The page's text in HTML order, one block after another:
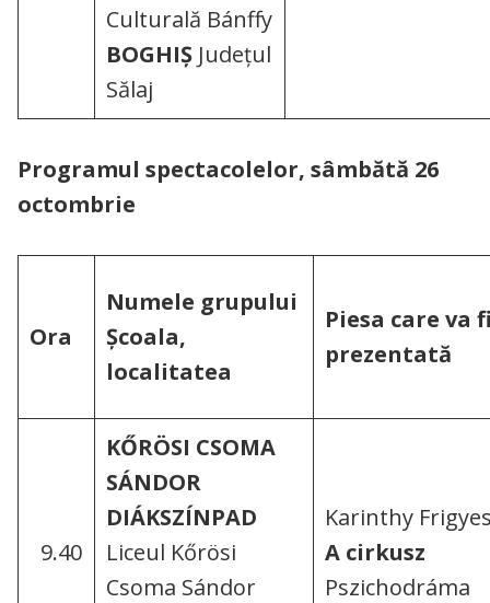
Culturală Bánffy
BOGHIȘ Județul
Sălaj
Programul spectacolelor, sâmbătă 26
octombrie
Ora
Numele grupului
Şcoala,
localitatea
Piesa care va
prezentată
9.40
KŐRÖSI CSOMA
SÁNDOR
DIÁKSZÍNPAD
Liceul Kőrösi
Csoma Sándor
Karinthy
A cirkusz
Pszichodráma